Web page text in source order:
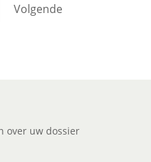
Volgende
over uw dossier